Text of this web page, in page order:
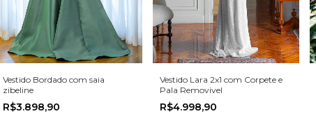
Vestido Bordado com saia
zibeline
R$3.898,90
Vestido Lara 2x1 com Corpete e
Pala Removivel
R$4.998,90